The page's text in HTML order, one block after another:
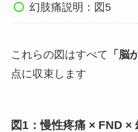
幻肢痛説明：図5
これらの図はすべて 「脳
点に収束します
図1：慢性疼痛 × FND ×